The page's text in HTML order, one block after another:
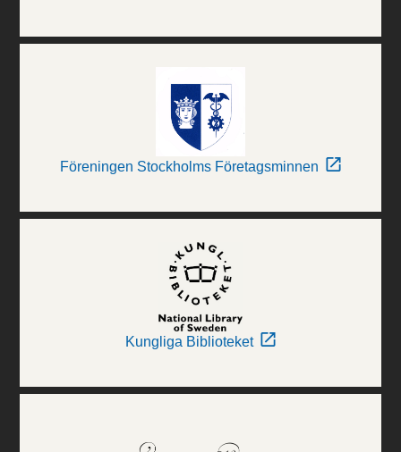
Föreningen Stockholms Företagsminnen
Kungliga Biblioteket